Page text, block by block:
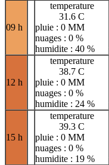
09 h
temperature
31.6 C
pluie : 0 MM
nuages : 0 %
humidite : 40 %
12 h
temperature
38.7 C
pluie : 0 MM
nuages : 0 %
humidite : 24 %
15 h
temperature
39.3 C
pluie : 0 MM
nuages : 0 %
humidite : 19 %